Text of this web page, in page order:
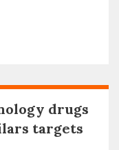
drugs
targets